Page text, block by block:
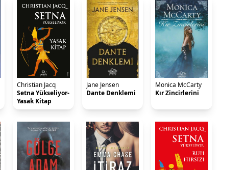
Christian Jacq
Setna Yükseliyor-
Yasak Kitap
Jane Jensen
Dante Denklemi
Monica McCarty
Kır Zincirlerini